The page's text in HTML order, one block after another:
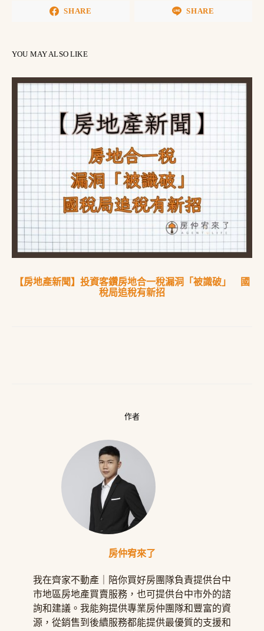
SHARE SHARE
YOU MAY ALSO LIKE
【房地產新聞】投資客鑽房地合一稅漏洞「被識破」 國
稅局追稅有新招
作者
房仲宥來了
我在齊家不動產｜陪你買好房團隊負責提供台中
市地區房地產買賣服務，也可提供台中市外的諮
詢和建議。我能夠提供專業房仲團隊和豐富的資
源，從銷售到後續服務都能提供最優質的支援和